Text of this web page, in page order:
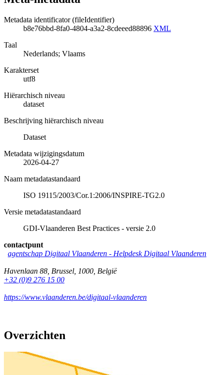
Metadata identificator (fileIdentifier)
b8e76bbd-8fa0-4804-a3a2-8cdeeed88896 XML
Taal
Nederlands; Vlaams
Karakterset
utf8
Hiërarchisch niveau
dataset
Beschrijving hiërarchisch niveau
Dataset
Metadata wijzigingsdatum
2026-04-27
Naam metadatastandaard
ISO 19115/2003/Cor.1:2006/INSPIRE-TG2.0
Versie metadatastandaard
GDI-Vlaanderen Best Practices - versie 2.0
contactpunt
agentschap Digitaal Vlaanderen - Helpdesk Digitaal Vlaanderen
Havenlaan 88 Brussel 1000 België
+32 (0)9 276 15 00
https://www.vlaanderen.be/digitaal-vlaanderen
Overzichten